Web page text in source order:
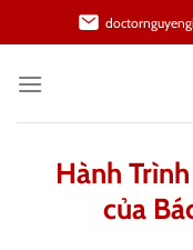
qua
dung
Hành
của